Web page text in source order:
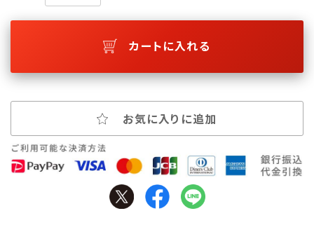
カートに入れる
お気に入りに追加